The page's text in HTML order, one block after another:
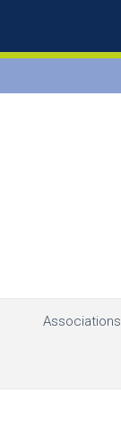
Associations